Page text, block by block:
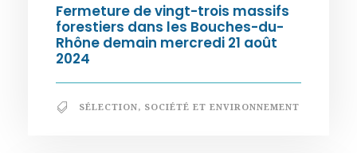
Fermeture de vingt-trois massifs
forestiers dans les Bouches-du-
Rhône demain mercredi 21 août
2024
SÉLECTION, SOCIÉTÉ ET ENVIRONNEMENT